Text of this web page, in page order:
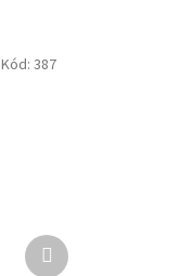
Kód: 387
Další
produkt